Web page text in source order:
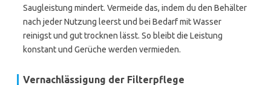
Saugleistung mindert. Vermeide das, indem du den Behälter
nach jeder Nutzung leerst und bei Bedarf mit Wasser
reinigst und gut trocknen lässt. So bleibt die Leistung
konstant und Gerüche werden vermieden.
Vernachlässigung der Filterpflege